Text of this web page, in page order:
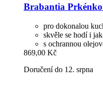
Brabantia
pro dokonalou
skvěle se hodí i
s ochrannou
869,00 Kč
Doručení do 12. srpna